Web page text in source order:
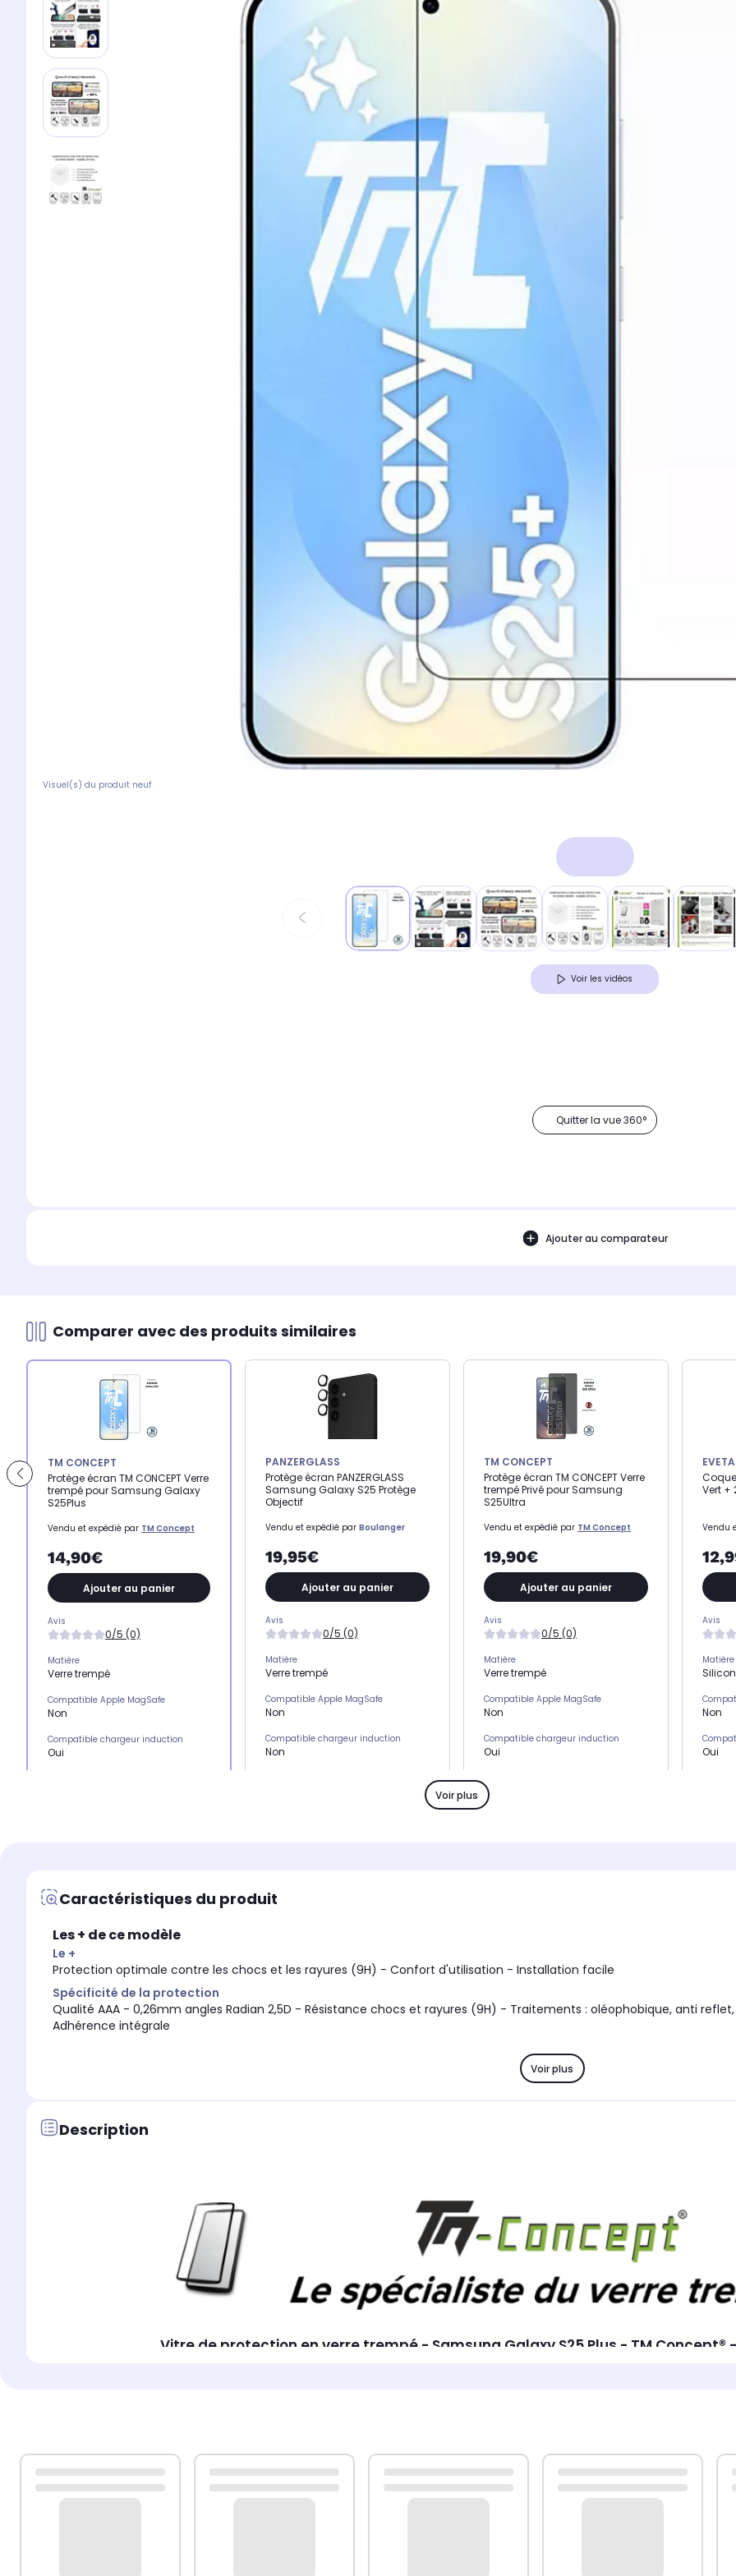
Visuel(s) du produit neuf
Voir les vidéos
Quitter la vue 360°
Ajouter au comparateur
Comparer avec des produits similaires
TM CONCEPT
Protège écran TM CONCEPT Verre
trempé pour Samsung Galaxy
S25Plus
Vendu et expédié par TM Concept
14,90€
Ajouter au panier
Avis
0/5 (0)
Matière
Verre trempé
Compatible Apple MagSafe
Non
Compatible chargeur induction
Oui
Modèle compatible 1
Samsung S25+
Coloris extérieur
Transparent
PANZERGLASS
Protège écran PANZERGLASS
Samsung Galaxy S25 Protège
Objectif
Vendu et expédié par Boulanger
19,95€
Ajouter au panier
Avis
0/5 (0)
Matière
Verre trempé
Compatible Apple MagSafe
Non
Compatible chargeur induction
Non
Modèle compatible 1
TM CONCEPT
Protège écran TM CONCEPT Verre
trempé Privé pour Samsung
S25Ultra
Vendu et expédié par TM Concept
19,90€
Ajouter au panier
Avis
0/5 (0)
Matière
Verre trempé
Compatible Apple MagSafe
Non
Compatible chargeur induction
Oui
Non
Coque
Vert +
Vendu
Avis
Matière
Non
Oui
Voir plus
Caractéristiques du produit
Les + de ce modèle
Le +
Protection optimale contre les chocs et les rayures (9H) - Confort d'utilisation - Installation facile
Spécificité de la protection
Qualité AAA - 0,26mm angles Radian 2,5D - Résistance chocs et rayures (9H) - Traitements : oléophobique, anti
Adhérence intégrale
Voir plus
Description
Vitre de protection en verre trempé - Samsung Galaxy S25 Plus - TM
du verre : sécurité contre les coupures• Taux de pénétration de la lumière : 95%
contact agréable - angles arrondis 2,5D - réactivité tactile intacte -